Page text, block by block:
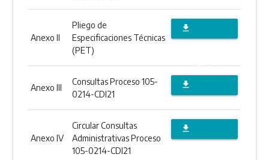
Anexo II
Pliego de
Especificaciones Técnicas
(PET)
file_download
ANEXO
Anexo III
Consultas Proceso 105-
0214-CDI21
file_download
Anexo IV
Circular Consultas
Administrativas Proceso
105-0214-CDI21
file_download